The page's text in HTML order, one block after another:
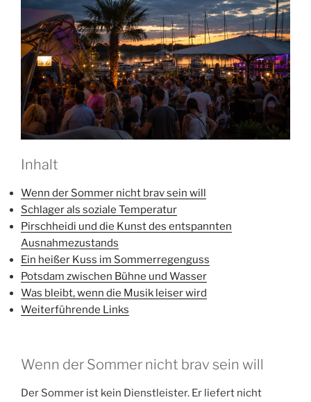
Inhalt
Wenn der Sommer nicht brav sein will
Schlager als soziale Temperatur
Pirschheidi und die Kunst des entspannten
Ausnahmezustands
Ein heißer Kuss im Sommerregenguss
Potsdam zwischen Bühne und Wasser
Was bleibt, wenn die Musik leiser wird
Weiterführende Links
Wenn der Sommer nicht brav sein will
Der Sommer ist kein Dienstleister. Er liefert nicht